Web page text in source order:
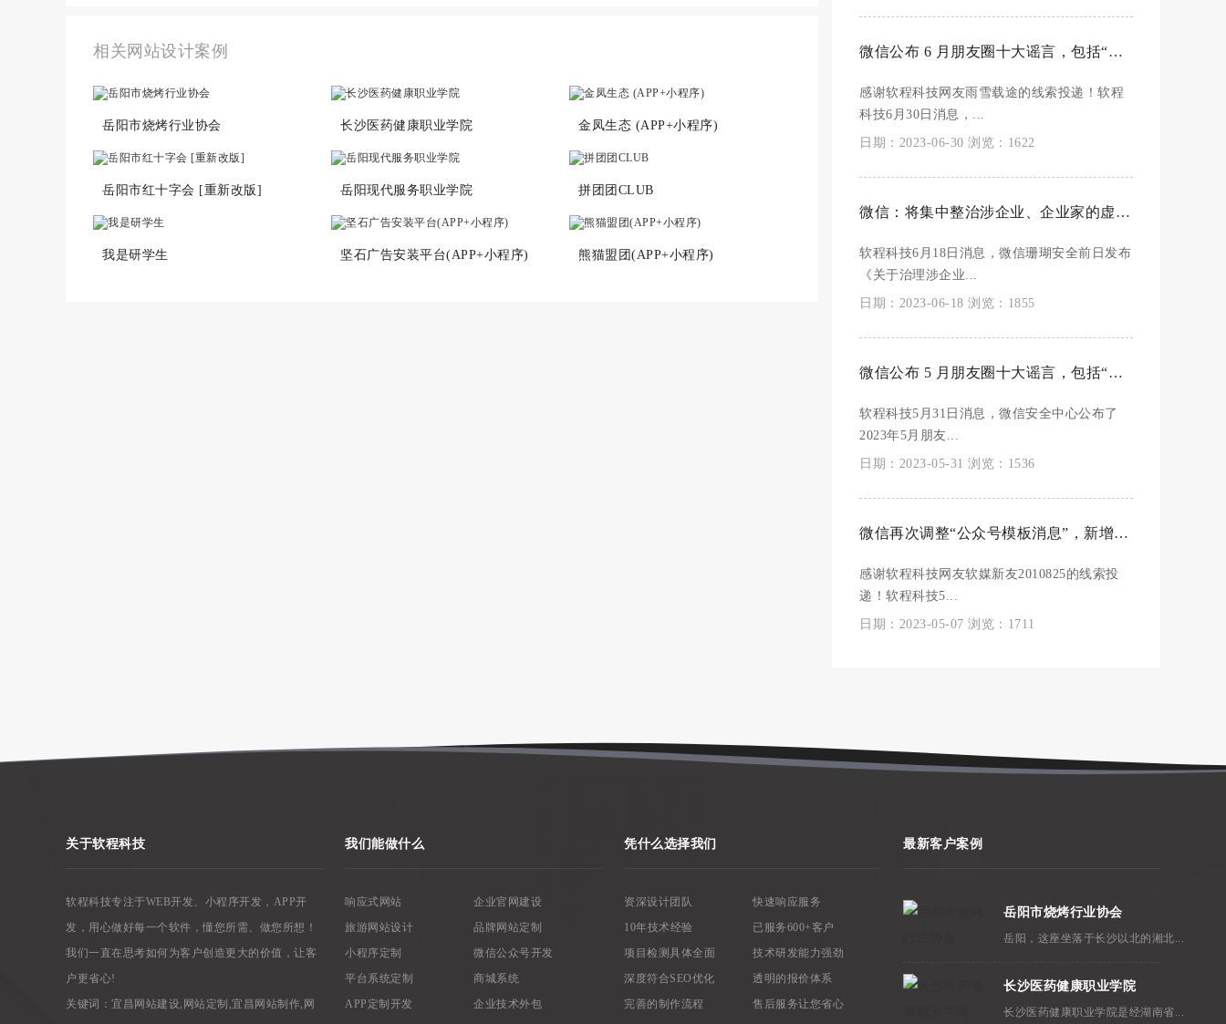
相关网站设计案例
岳阳市烧烤行业协会 长沙医药健康职业学院 金凤生态 (APP+小程序)
岳阳市红十字会 [重新改版] 岳阳现代服务职业学院 拼团团CLUB
我是研学生 坚石广告安装平台(APP+小程序) 熊猫盟团(APP+小程序)
微信公布 6 月朋友圈十大谣言，包括“汽车里暴晒的矿泉水会致癌”等
感谢软程科技网友雨雪载途的线索投递！软程
科技6月30日消息，...
日期：2023-06-30 浏览：1622
微信：将集中整治涉企业、企业家的虚假不实和侵权信息
软程科技6月18日消息，微信珊瑚安全前日发布
《关于治理涉企业...
日期：2023-06-18 浏览：1855
微信公布 5 月朋友圈十大谣言，包括“空调反复开关能省电”等
软程科技5月31日消息，微信安全中心公布了
2023年5月朋友...
日期：2023-05-31 浏览：1536
微信再次调整“公众号模板消息”，新增“去除首行内容”
感谢软程科技网友软媒新友2010825的线索投
递！软程科技5...
日期：2023-05-07 浏览：1711
关于软程科技
软程科技专注于WEB开发、小程序开发，APP开
发，用心做好每一个软件，懂您所需、做您所想！
我们一直在思考如何为客户创造更大的价值，让客
户更省心!
关键词： 宜昌网站建设, 网站定制 ,宜昌网站制作, 网
我们能做什么
响应式网站
企业官网建设
旅游网站设计
品牌网站定制
小程序定制
微信公众号开发
平台系统定制
商城系统
APP定制开发
企业技术外包
凭什么选择我们
资深设计团队
快速响应服务
10年技术经验
已服务600+客户
项目检测具体全面
技术研发能力强劲
深度符合SEO优化
透明的报价体系
完善的制作流程
售后服务让您省心
最新客户案例
岳阳市烧烤行业协会
岳阳，这座坐落于长沙以北的湘北...
长沙医药健康职业学院
长沙医药健康职业学院是经湖南省...